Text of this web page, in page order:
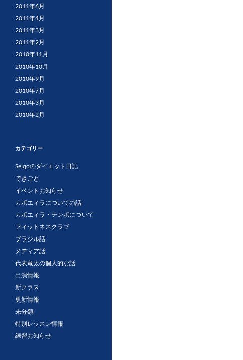
2011年6月
2011年4月
2011年3月
2011年2月
2010年11月
2010年10月
2010年9月
2010年7月
2010年3月
2010年2月
カテゴリー
Seiqoのダイエット日記
できごと
イベントお知らせ
カポエィラについての話
カポエィラ・テンポについて
フィットネスクラブ
ブラジル話
メディア話
代表竜太の個人的な話
出演情報
新クラス
更新情報
未分類
特別レッスン情報
練習お知らせ